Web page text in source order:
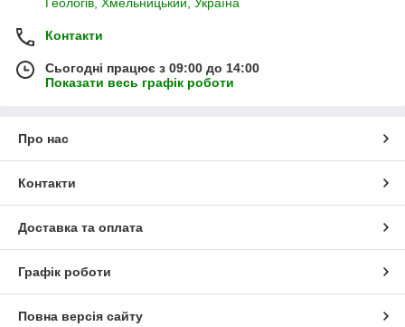
Контакти
Сьогодні працює з 09:00 до 14:00
Показати весь графік роботи
Про нас
Контакти
Доставка та оплата
Графік роботи
Повна версія сайту